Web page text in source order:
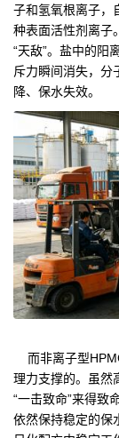
子和氢氧根离子，
种表面活性剂离子
“天敌”。盐中的阳
斥力瞬间消失，分
降、保水失效。
而非离子型
理力支撑的。虽然
“一击致命”来得致
依然保持稳定的保